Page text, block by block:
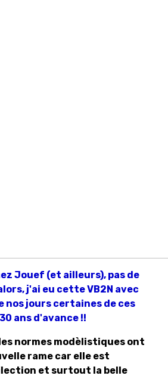
Jouef (et ailleurs), pas de
j'ai eu cette VB2N avec
nos jours certaines de ces
ans d'avance !!
normes modèlistiques ont
rame car elle est
et surtout la belle